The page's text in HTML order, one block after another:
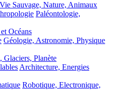
Vie Sauvage, Nature, Animaux
Paléontologie,
Océans
Géologie, Astronomie, Physique
Glaciers, Planète
Architecture, Energies
Robotique, Electronique,